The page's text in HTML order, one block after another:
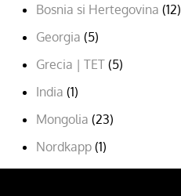
Bosnia si Hertegovina (12)
Georgia (5)
Grecia | TET (5)
India (1)
Mongolia (23)
Nordkapp (1)
Romania(9)